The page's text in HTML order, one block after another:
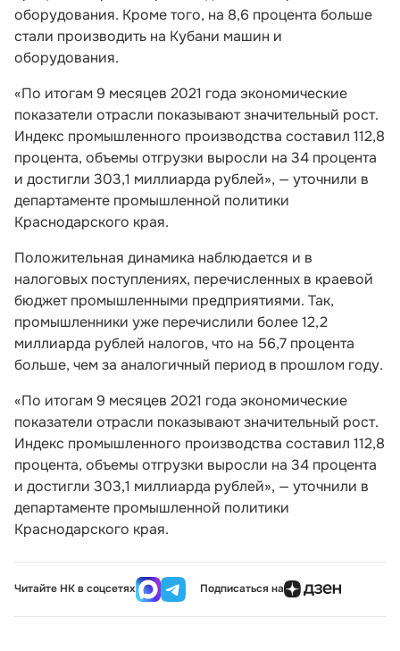
оборудования. Кроме того, на 8,6 процента больше
стали производить на Кубани машин и
оборудования.
«По итогам 9 месяцев 2021 года экономические
показатели отрасли показывают значительный рост.
Индекс промышленного производства составил 112,8
процента, объемы отгрузки выросли на 34 процента
и достигли 303,1 миллиарда рублей», — уточнили в
департаменте промышленной политики
Краснодарского края.
Положительная динамика наблюдается и в
налоговых поступлениях, перечисленных в краевой
бюджет промышленными предприятиями. Так,
промышленники уже перечислили более 12,2
миллиарда рублей налогов, что на 56,7 процента
больше, чем за аналогичный период в прошлом году.
«По итогам 9 месяцев 2021 года экономические
показатели отрасли показывают значительный рост.
Индекс промышленного производства составил 112,8
процента, объемы отгрузки выросли на 34 процента
и достигли 303,1 миллиарда рублей», — уточнили в
департаменте промышленной политики
Краснодарского края.
Читайте НК в соцсетях Подписаться на